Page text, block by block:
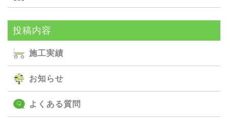
投稿内容
施⼯実績
お知らせ
よくある質問